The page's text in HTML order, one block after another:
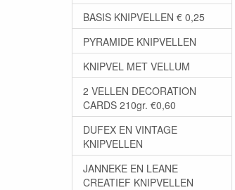
BASIS KNIPVELLEN € 0,25
PYRAMIDE KNIPVELLEN
KNIPVEL MET VELLUM
2 VELLEN DECORATION
CARDS 210gr. €0,60
DUFEX EN VINTAGE
KNIPVELLEN
JANNEKE EN LEANE
CREATIEF KNIPVELLEN